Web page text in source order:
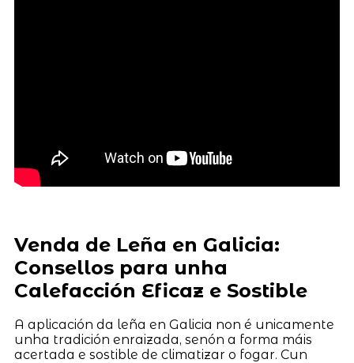
Venda de Leña en Galicia:
Consellos para unha
Calefacción Eficaz e Sostible
A aplicación da leña en Galicia non é unicamente
unha tradición enraizada, senón a forma máis
acertada e sostible de climatizar o fogar. Cun